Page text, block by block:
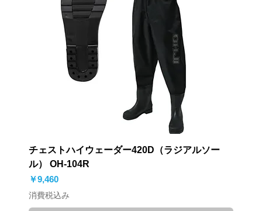
チェストハイウェーダー420D（ラジアルソー
ル） OH-104R
価格
￥9,460
消費税込み